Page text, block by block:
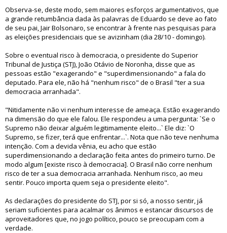
Observa-se, deste modo, sem maiores esforços argumentativos, que
a grande retumbância dada às palavras de Eduardo se deve ao fato
de seu pai, Jair Bolsonaro, se encontrar à frente nas pesquisas para
as eleições presidenciais que se avizinham (dia 28/10 - domingo).
Sobre o eventual risco à democracia, o presidente do Superior
Tribunal de Justiça (STJ), João Otávio de Noronha, disse que as
pessoas estão "exagerando" e "superdimensionando" a fala do
deputado. Para ele, não há "nenhum risco" de o Brasil "ter a sua
democracia arranhada".
"Nitidamente não vi nenhum interesse de ameaça. Estão exagerando
na dimensão do que ele falou. Ele respondeu a uma pergunta: `Se o
Supremo não deixar alguém legitimamente eleito...` Ele diz: `O
Supremo, se fizer, terá que enfrentar...`. Nota que não teve nenhuma
intenção. Com a devida vênia, eu acho que estão
superdimensionando a declaração feita antes do primeiro turno. De
modo algum [existe risco à democracia]. O Brasil não corre nenhum
risco de ter a sua democracia arranhada. Nenhum risco, ao meu
sentir. Pouco importa quem seja o presidente eleito".
As declarações do presidente do STJ, por si só, a nosso sentir, já
seriam suficientes para acalmar os ânimos e estancar discursos de
aproveitadores que, no jogo político, pouco se preocupam com a
verdade.